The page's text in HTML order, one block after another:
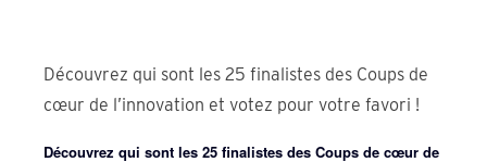
Découvrez qui sont les 25 finalistes des Coups de
cœur de l’innovation et votez pour votre favori !
Découvrez qui sont les 25 finalistes des Coups de cœur de